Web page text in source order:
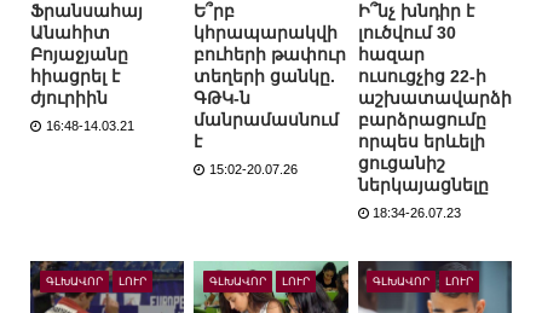
Ֆրանսահայ
Անահիտ
Բոյաջյանը
հիացրել է
ժյուրիին
16:48-14.03.21
Ե՞րբ
կհրապարակվի
բուհերի թափուր
տեղերի ցանկը.
ԳԹԿ-ն
մանրամասնում
է
15:02-20.07.26
Ի՞նչ խնդիր է
լուծվում 30
հազար
ուսուցչից 22-ի
աշխատավարձի
բարձրացումը
որպես երևելի
ցուցանիշ
ներկայացնելը
18:34-26.07.23
ԳԼԽԱՎՈՐ ԼՈՒՐ ԳԼԽԱՎՈՐ ԼՈՒՐ ԳԼԽԱՎՈՐ ԼՈՒՐ